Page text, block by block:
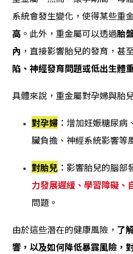
系統會發生變化，使得某些重
高 。此外，重金屬可以透過胎
內 ，直接影響胎兒的發育，甚
陷、神經發育問題或低出生體
具體來說，重金屬對孕婦與胎
對孕婦 ：增加妊娠糖尿
臟負擔、神經系統影響等
對胎兒 ：影響胎兒的腦部
力發展遲緩、學習障礙、
問題。
由於這些潛在的健康風險， 了
響，以及如何降低暴露風險，